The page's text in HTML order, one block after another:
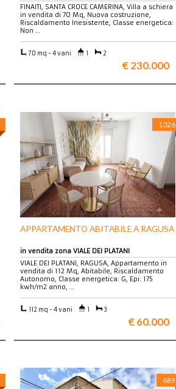
FINAITI, SANTA CROCE CAMERINA, Villa a schiera
in vendita di 70 Mq, Nuova costruzione,
Riscaldamento Inesistente, Classe energetica:
Non …
70 mq - 4 vani 1 2
€ 230.000
1026
APPARTAMENTO ABITABILE A RAGUSA
in vendita zona VIALE DEI PLATANI
VIALE DEI PLATANI, RAGUSA, Appartamento in
vendita di 112 Mq, Abitabile, Riscaldamento
Autonomo, Classe energetica: G, Epi: 175
kwh/m2 anno, …
112 mq - 4 vani 1 3
€ 60.000
689